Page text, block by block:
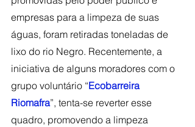
empresas para a limpeza de suas
águas, foram retiradas toneladas de
lixo do rio Negro. Recentemente, a
iniciativa de alguns moradores com o
grupo voluntário “Ecobarreira
Riomafra”, tenta-se reverter esse
quadro, promovendo a limpeza